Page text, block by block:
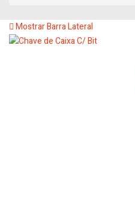
Mostrar Barra Lateral